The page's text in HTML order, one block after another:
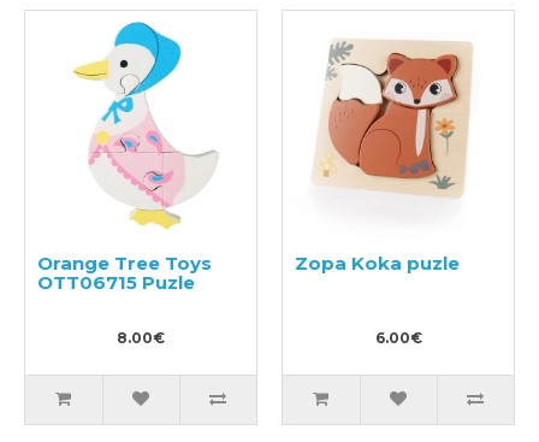
Orange Tree Toys
OTT06715 Puzle
8.00€
Zopa Koka puzle
6.00€